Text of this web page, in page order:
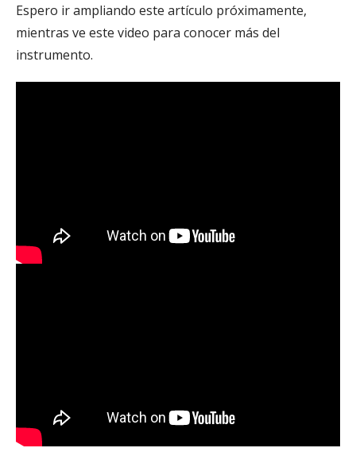
Espero ir ampliando este artículo próximamente,
mientras ve este video para conocer más del
instrumento.